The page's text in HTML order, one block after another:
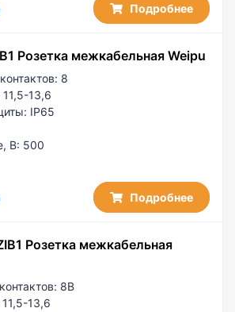
Подробнее
Розетка межкабельная Weipu
8
11,5-13,6
IP65
В: 500
Подробнее
Розетка межкабельная
8B
11,5-13,6